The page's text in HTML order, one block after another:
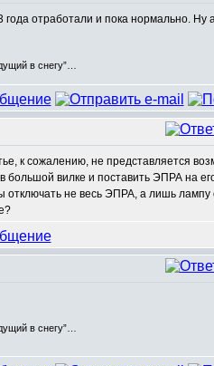
отработали и пока нормально. Ну
в снегу”…
к сожалению, не представляется
большой вилке и поставить ЭПРА на
не весь ЭПРА, а лишь лампу
в снегу”…